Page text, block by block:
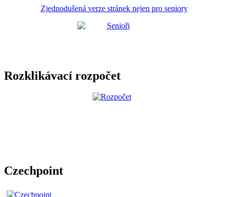
Zjednodušená verze stránek nejen pro seniory
Rozklikávací rozpočet
Czechpoint